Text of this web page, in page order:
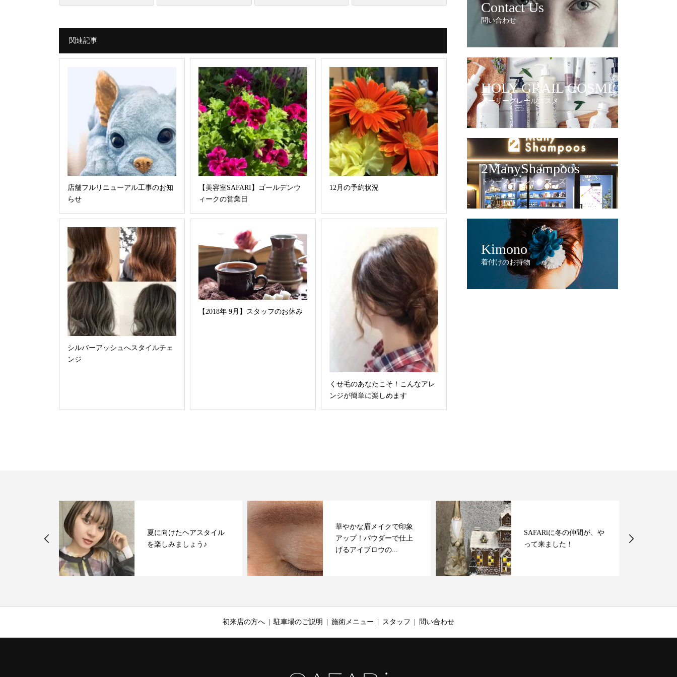
関連記事
店舗フルリニューアル工事のお知
らせ
【美容室SAFARI】ゴールデンウ
ィークの営業日
12月の予約状況
シルバーアッシュへスタイルチェ
ンジ
【2018年 9月】スタッフのお休み
くせ毛のあなたこそ！こんなアレ
ンジが簡単に楽しめます
Contact Us
問い合わせ
HOLY GRAIL COSME
ホーリーグレールコスメ
2ManyShampoos
トゥーメニーシャンプーズ
Kimono
着付けのお持物
夏に向けたヘアスタイル
を楽しみましょう♪
華やかな眉メイクで印象
アップ！パウダーで仕上
げるアイブロウの...
SAFARiに冬の仲間が、や
って来ました！
初来店の方へ 駐車場のご説明 施術メニュー スタッフ 問い合わせ